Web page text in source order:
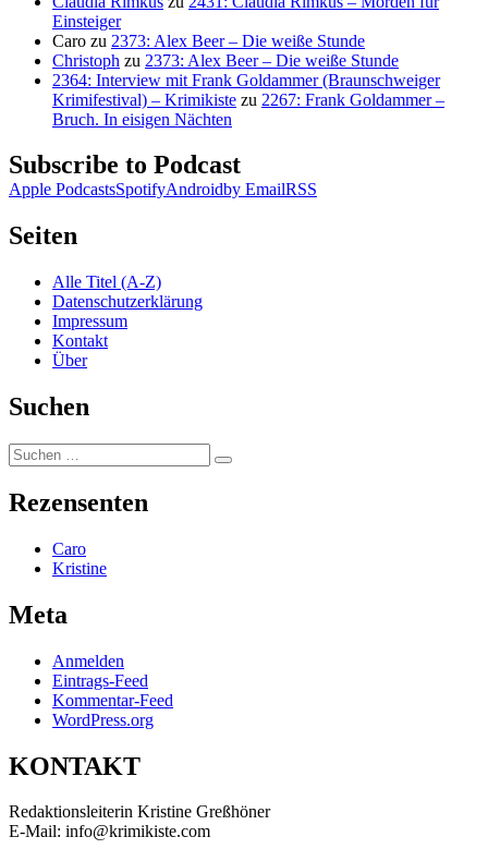
Einsteiger
Caro zu 2373: Alex Beer – Die weiße Stunde
Christoph zu 2373: Alex Beer – Die weiße Stunde
2364: Interview mit Frank Goldammer (Braunschweiger
Krimifestival) – Krimikiste zu 2267: Frank Goldammer –
Bruch. In eisigen Nächten
Subscribe to Podcast
Apple PodcastsSpotifyAndroidby EmailRSS
Seiten
Alle Titel (A-Z)
Datenschutzerklärung
Impressum
Kontakt
Über
Suchen
Suchen
nach:
Suchen
Rezensenten
Caro
Kristine
Meta
Anmelden
Eintrags-Feed
Kommentar-Feed
WordPress.org
KONTAKT
Redaktionsleiterin Kristine Greßhöner
E-Mail: info@krimikiste.com